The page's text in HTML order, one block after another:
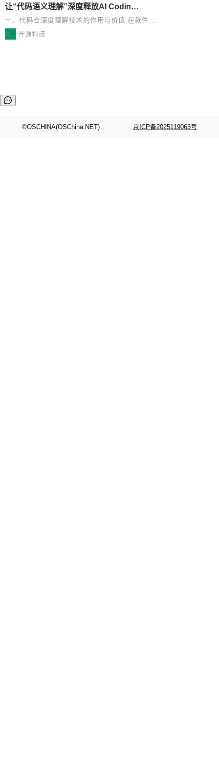
理两个方面，让用户的每一份算力都看得清、管
得住、用得稳、省得下、更安全！ 一、从现在开
始，Token使用一目...
作者）、Quoc Le（Google 大脑核心成员，Se
q2Seq 和 DocAI 的共同发明人）以及 Oriol Vin
yals（Gemini 联合负责人，AlphaSta...
耳科技研发的企业级终端编码智能体——一位全
中文驱动的数字员工，自主理解需求、规划步
骤、编写代码。不挑模型、不挑平台，curl 一行
让“代码语义理解”深度释放AI Coding
价值潜能：华为云码道（CodeArts）
代码仓技术解析
一、代码仓深度理解技术的作用与价值 在软件工
程实践中，代码仓是企业核心知识资产的主要载
件之中，形成高度复杂的知识关联网络。传统的
在语法层面完成文本定位，难以触及代码的语义
开 开源科技
©OSCHINA(OSChina.NET) 京ICP备2025119063号